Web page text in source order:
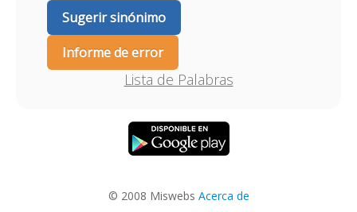
Sugerir sinónimo
Informe de error
Lista de Palabras
© 2008 Miswebs Acerca de